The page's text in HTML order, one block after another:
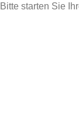
Bitte starten Sie